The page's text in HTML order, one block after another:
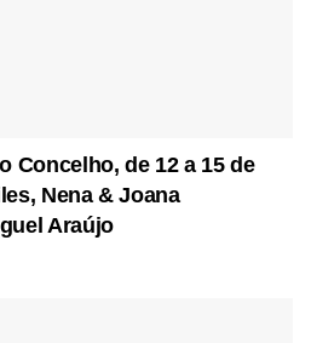
Concelho, de 12 a 15 de
Nena & Joana
Araújo